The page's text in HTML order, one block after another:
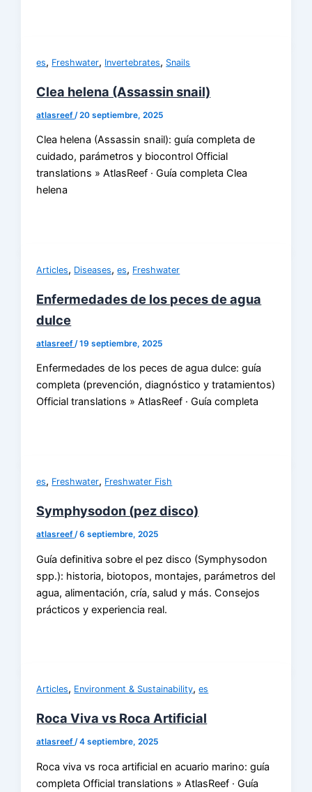
es, Freshwater, Invertebrates, Snails
Clea helena (Assassin snail)
atlasreef /20 septiembre, 2025
Clea helena (Assassin snail): guía completa de
cuidado, parámetros y biocontrol Official
translations » AtlasReef · Guía completa Clea
helena
Articles, Diseases,es, Freshwater
Enfermedades de los peces de agua
dulce
atlasreef/19 septiembre, 2025
Enfermedades de los peces de agua dulce: guía
completa (prevención, diagnóstico y tratamientos)
Official translations » AtlasReef · Guía completa
es, Freshwater, Freshwater Fish
Symphysodon (pez disco)
atlasreef/6 septiembre, 2025
Guía definitiva sobre el pez disco (Symphysodon
spp.): historia, biotopos, montajes, parámetros del
agua, alimentación, cría, salud y más. Consejos
prácticos y experiencia real.
Articles, Environment & Sustainability,es
Roca Viva vs Roca Artificial
atlasreef/4 septiembre, 2025
Roca viva vs roca artificial en acuario marino: guía
completa Official translations » AtlasReef · Guía